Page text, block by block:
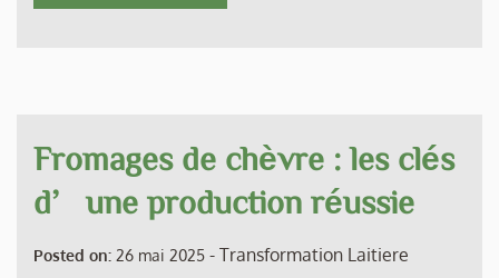
Fromages de chèvre : les clés
d’une production réussie
Posted on: 26 mai 2025 - Transformation Laitiere